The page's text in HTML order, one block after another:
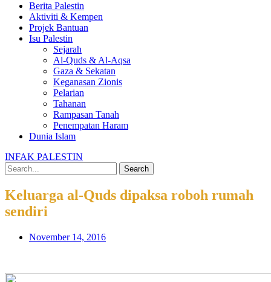
Berita Palestin
Aktiviti & Kempen
Projek Bantuan
Isu Palestin
Sejarah
Al-Quds & Al-Aqsa
Gaza & Sekatan
Keganasan Zionis
Pelarian
Tahanan
Rampasan Tanah
Penempatan Haram
Dunia Islam
INFAK PALESTIN
Search
Keluarga al-Quds dipaksa roboh rumah
sendiri
November 14, 2016